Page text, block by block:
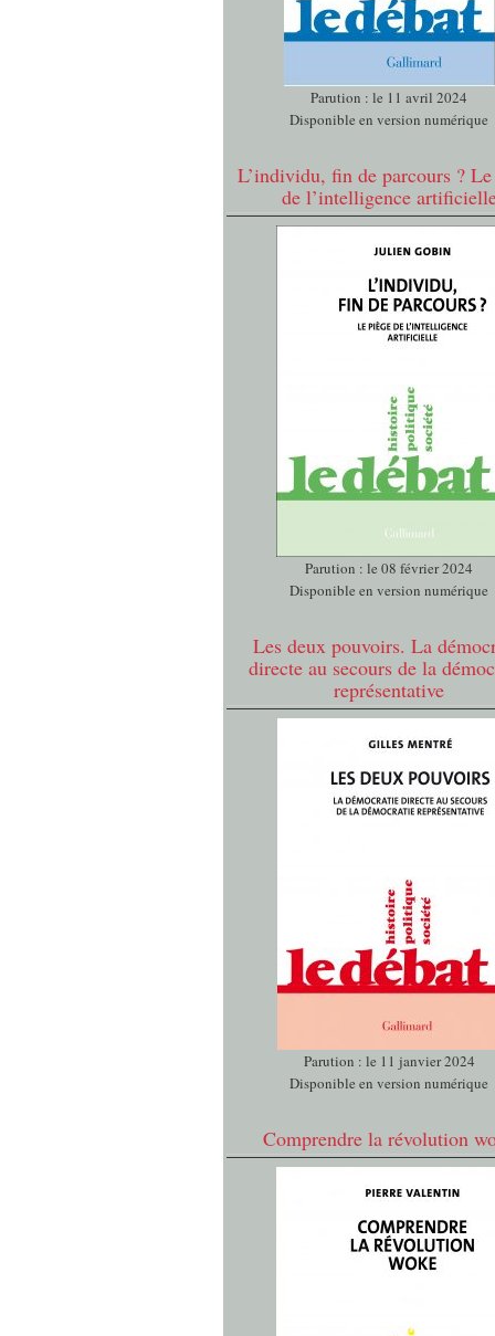
Parution : le 11 avril 2024
Disponible en version numérique
L’individu, fin de parcours ?
de l’intelligence
Parution : le 08 février 2024
Disponible en version numérique
Les deux pouvoirs. La
directe au secours de la
représentative
Parution : le 11 janvier 2024
Disponible en version numérique
Comprendre la révolution